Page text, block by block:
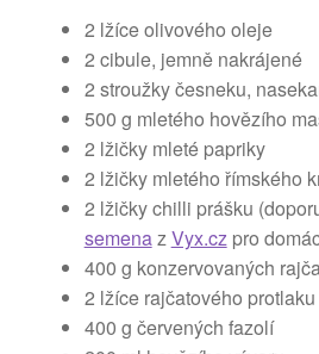
2 lžíce olivového oleje
2 cibule, jemně nakrájené
2 stroužky česneku,
500 g mletého hovězího
2 lžičky mleté papriky
2 lžičky mletého římského
2 lžičky chilli prášku
semenazVyx.czpro
400 g konzervovaných
2 lžíce rajčatového protlaku
400 g červených fazolí